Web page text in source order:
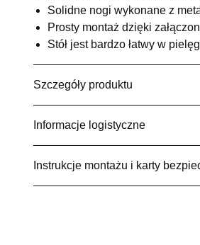
Solidne nogi wykonane z
Prosty montaż dzięki
Stół jest bardzo łatwy w
Szczegóły produktu
Informacje logistyczne
Instrukcje montażu i karty